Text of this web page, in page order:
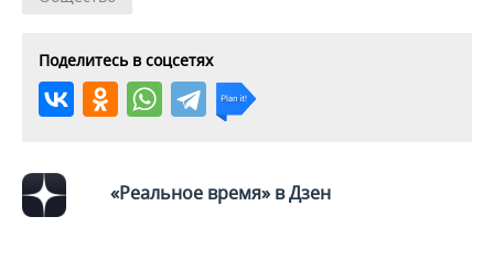
Поделитесь в соцсетях
«Реальное время» в Дзен